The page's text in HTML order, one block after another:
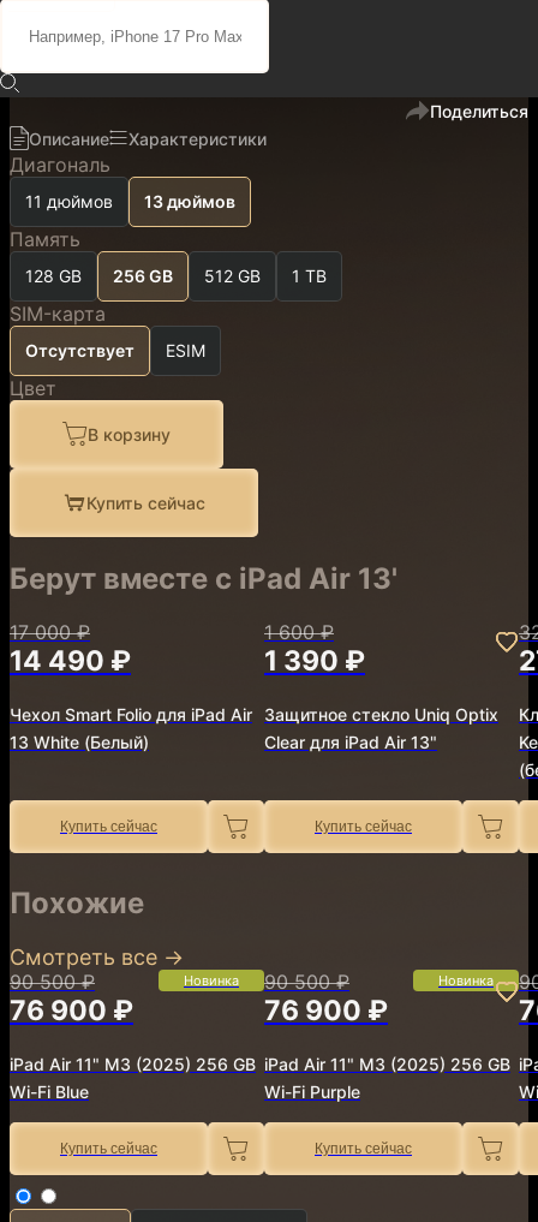
86 400 ₽73 400 ₽
Поделиться
Описание
Характеристики
Диагональ
11 дюймов 13 дюймов
Память
128 GB 256 GB 512 GB 1 TB
SIM-карта
Отсутствует ESIM
Цвет
В корзину
Купить сейчас
Берут вместе с iPad Air 13'
17 000 ₽
14 490 ₽
Чехол Smart Folio для iPad Air
13 White (Белый)
Купить сейчас
1 600 ₽
1 390 ₽
Защитное стекло Uniq Optix
Clear для iPad Air 13"
Купить сейчас
Похожие
Смотреть все →
90 500 ₽
76 900 ₽
Новинка
iPad Air 11" M3 (2025) 256 GB
Wi-Fi Blue
Купить сейчас
90 500 ₽
76 900 ₽
Новинка
iPad Air 11" M3 (2025) 256 GB
Wi-Fi Purple
Купить сейчас